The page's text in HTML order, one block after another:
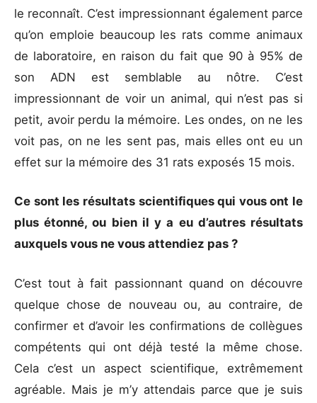
le reconnaît. C’est impressionnant également parce
qu’on emploie beaucoup les rats comme animaux
de laboratoire, en raison du fait que 90 à 95% de
son ADN est semblable au nôtre. C’est
impressionnant de voir un animal, qui n’est pas si
petit, avoir perdu la mémoire. Les ondes, on ne les
voit pas, on ne les sent pas, mais elles ont eu un
effet sur la mémoire des 31 rats exposés 15 mois.
Ce sont les résultats scientifiques qui vous ont le
plus étonné, ou bien il y a eu d’autres résultats
auxquels vous ne vous attendiez pas ?
C’est tout à fait passionnant quand on découvre
quelque chose de nouveau ou, au contraire, de
confirmer et d’avoir les confirmations de collègues
compétents qui ont déjà testé la même chose.
Cela c’est un aspect scientifique, extrêmement
agréable. Mais je m’y attendais parce que je suis